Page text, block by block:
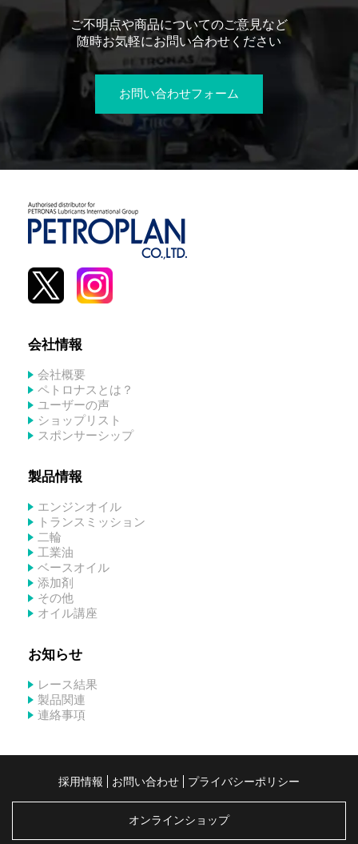
ご不明点や商品についてのご意見など
随時お気軽にお問い合わせください
お問い合わせフォーム
会社情報
会社概要
ペトロナスとは？
ユーザーの声
ショップリスト
スポンサーシップ
製品情報
エンジンオイル
トランスミッション
二輪
工業油
ベースオイル
添加剤
その他
オイル講座
お知らせ
レース結果
製品関連
連絡事項
採用情報 お問い合わせ プライバシーポリシー
オンラインショップ